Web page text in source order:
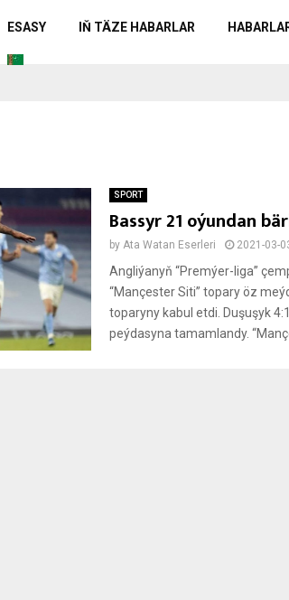
ESASY IŇ TÄZE HABARLAR
SPORT
Bassyr 21 oýundan
by Ata Watan Eserleri 2021-03-
Angliýanyň “Premýer-liga”
“Mançester Siti” topary öz
toparyny kabul etdi. Duşuşyk
peýdasyna tamamlandy.